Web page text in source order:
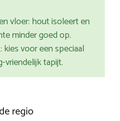
vloer: hout isoleert en
minder goed op.
voor een speciaal
vriendelijk tapijt.
regio